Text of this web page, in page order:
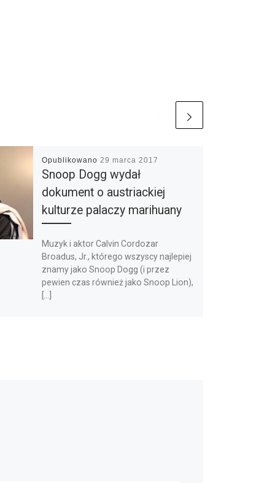
Opublikowano 29 marca 2017
Snoop Dogg wydał
dokument o austriackiej
kulturze palaczy marihuany
Muzyk i aktor Calvin Cordozar
Broadus, Jr., którego wszyscy najlepiej
znamy jako Snoop Dogg (i przez
pewien czas również jako Snoop Lion),